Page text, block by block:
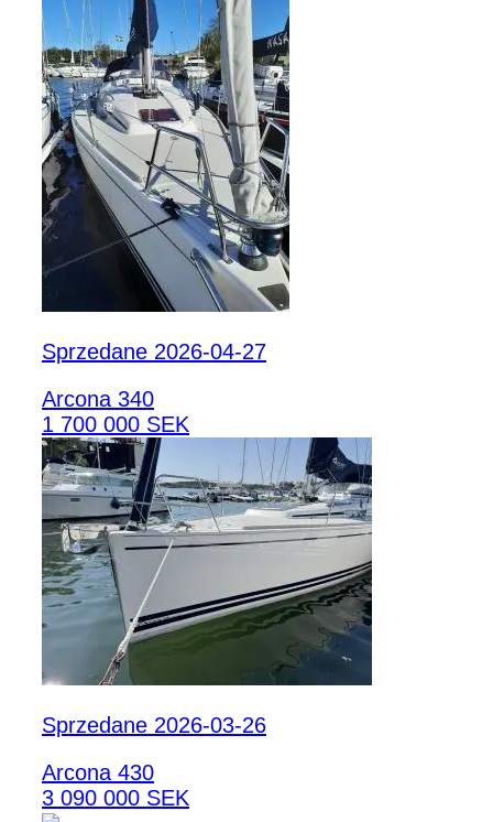
Sprzedane 2026-04-27
Arcona 340
1 700 000 SEK
Sprzedane 2026-03-26
Arcona 430
3 090 000 SEK